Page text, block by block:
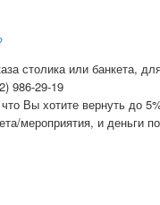
столика или банкета,
986-29-19
Вы хотите вернуть до
мероприятия, и деньги